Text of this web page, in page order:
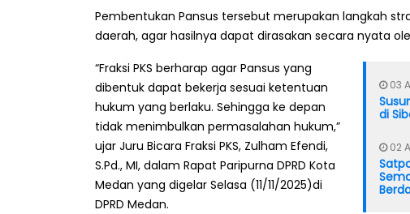
Pembentukan Pansus tersebut merupakan langkah
daerah, agar hasilnya dapat dirasakan secara nyata
03
di
02
“Fraksi PKS berharap agar Pansus yang
dibentuk dapat bekerja sesuai ketentuan
hukum yang berlaku. Sehingga ke depan
tidak menimbulkan permasalahan hukum,”
ujar Juru Bicara Fraksi PKS, Zulham Efendi,
S.Pd., MI, dalam Rapat Paripurna DPRD Kota
Medan yang digelar Selasa (11/11/2025)di
DPRD Medan.